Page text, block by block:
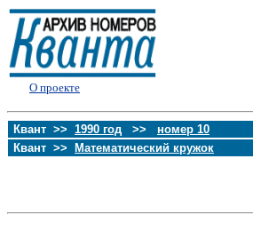
О проекте
Квант >> 1990 год >> номер 10
Квант >>
Математический кружок